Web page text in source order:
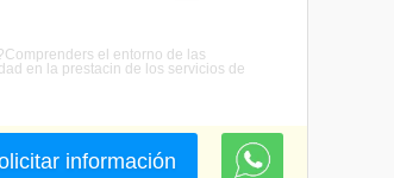
el entorno de las
en la prestacin de los servicios de
información